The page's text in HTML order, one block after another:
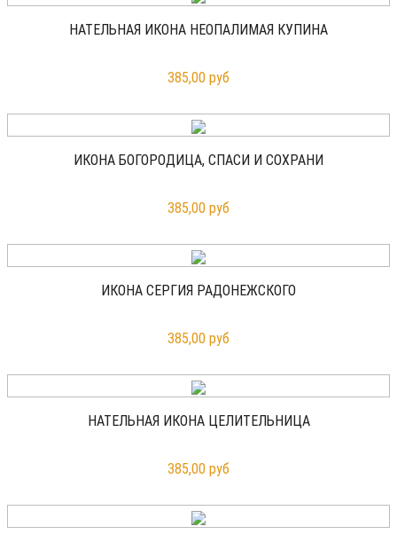
НАТЕЛЬНАЯ ИКОНА НЕОПАЛИМАЯ КУПИНА
385,00 руб
ИКОНА БОГОРОДИЦА, СПАСИ И СОХРАНИ
385,00 руб
ИКОНА СЕРГИЯ РАДОНЕЖСКОГО
385,00 руб
НАТЕЛЬНАЯ ИКОНА ЦЕЛИТЕЛЬНИЦА
385,00 руб